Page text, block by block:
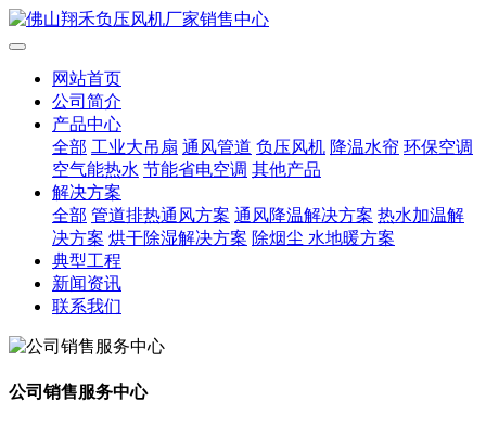
网站首页
公司简介
产品中心
全部 工业大吊扇 通风管道 负压风机 降温水帘 环保空调
空气能热水 节能省电空调 其他产品
解决方案
全部 管道排热通风方案 通风降温解决方案 热水加温解
决方案 烘干除湿解决方案 除烟尘 水地暖方案
典型工程
新闻资讯
联系我们
公司销售服务中心